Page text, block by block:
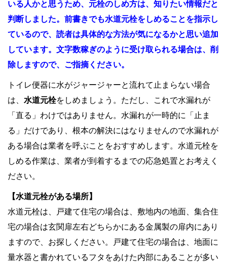
いる人かと思うため、元栓のしめ方は、知りたい情報だと
判断しました。前書きでも水道元栓をしめることを指示し
ているので、読者は具体的な方法が気になるかと思い追加
しています。文字数稼ぎのように受け取られる場合は、削
除しますので、ご指摘ください。
トイレ便器に水がジャージャーと流れて止まらない場合
は、 水道元栓をしめましょう。ただし、これで水漏れが
「直る」わけではありません。水漏れが一時的に「止ま
る」だけであり、根本の解決にはなりませんので水漏れが
ある場合は業者を呼ぶことをおすすめします。水道元栓を
しめる作業は、業者が到着するまでの応急処置とお考えく
ださい。
【水道元栓がある場所】
水道元栓は、戸建て住宅の場合は、敷地内の地面、集合住
宅の場合は玄関扉左右どちらかにある金属製の扉内にあり
ますので、お探しください。戸建て住宅の場合は、地面に
量水器と書かれているフタをあけた内部にあることが多い